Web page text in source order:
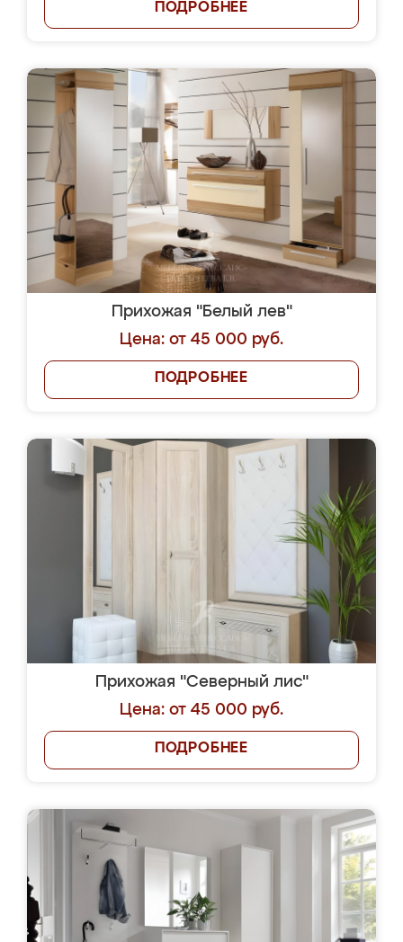
ПОДРОБНЕЕ
Прихожая "Белый лев"
Цена: от 45 000 руб.
ПОДРОБНЕЕ
Прихожая "Северный лис"
Цена: от 45 000 руб.
ПОДРОБНЕЕ